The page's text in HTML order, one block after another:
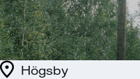
Högsby